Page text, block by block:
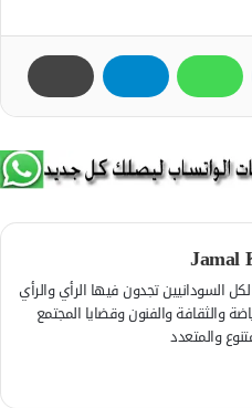
Jamal
السودانيين تجدون فيها الرأي والرأي
والثقافة والفنون وقضايا المجتمع
والمتعدد